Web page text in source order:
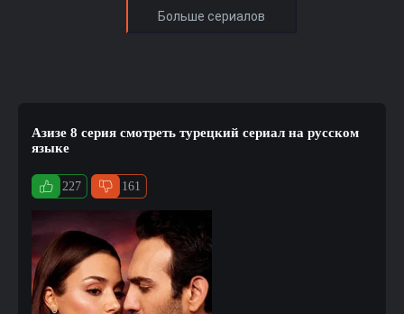
Азизе 8 серия смотреть турецкий сериал на русском
языке
227 161